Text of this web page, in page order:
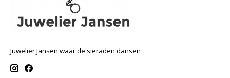
Juwelier Jansen waar de sieraden dansen